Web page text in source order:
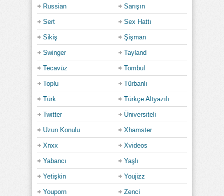
Russian Sarışın
Sert Sex Hattı
Sikiş Şişman
Swinger Tayland
Tecavüz Tombul
Toplu Türbanlı
Türk Türkçe Altyazılı
Twitter Üniversiteli
Uzun Konulu Xhamster
Xnxx Xvideos
Yabancı Yaşlı
Yetişkin Youjizz
Youporn Zenci